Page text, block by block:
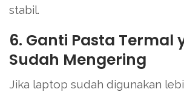
stabil.
6. Ganti Pasta Termal
Sudah Mengering
Jika laptop sudah digunakan